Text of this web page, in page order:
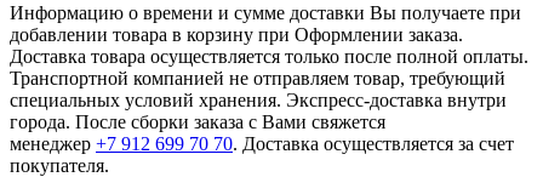
Информацию о времени и сумме доставки Вы получаете при
добавлении товара в корзину при Оформлении заказа.
Доставка товара осуществляется только после полной оплаты.
Транспортной компанией не отправляем товар, требующий
специальных условий хранения. Экспресс-доставка внутри
города. После сборки заказа с Вами свяжется
менеджер +7 912 699 70 70. Доставка осуществляется за счет
покупателя.